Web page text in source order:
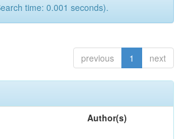
time: 0.001 seconds).
previous 1 next
Author(s)